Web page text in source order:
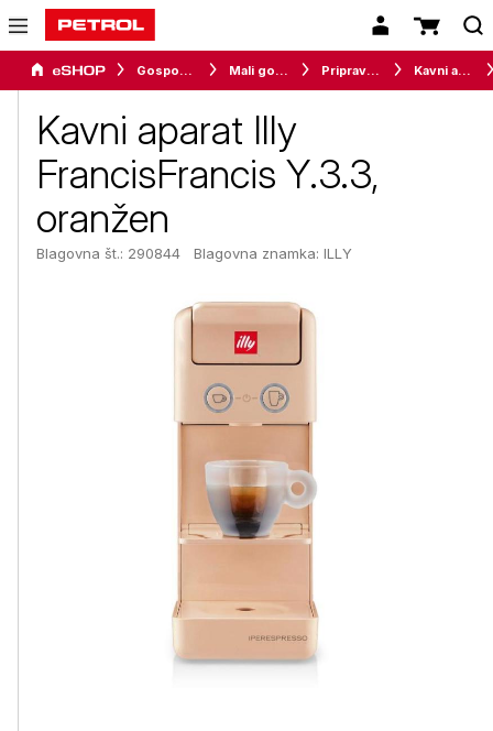
Gospodinjski aparati Mali gospodinjski aparati Priprava napitkov Kavni aparati
Kavni aparat Illy
FrancisFrancis Y.3.3,
oranžen
Blagovna št.: 290844 Blagovna znamka: ILLY